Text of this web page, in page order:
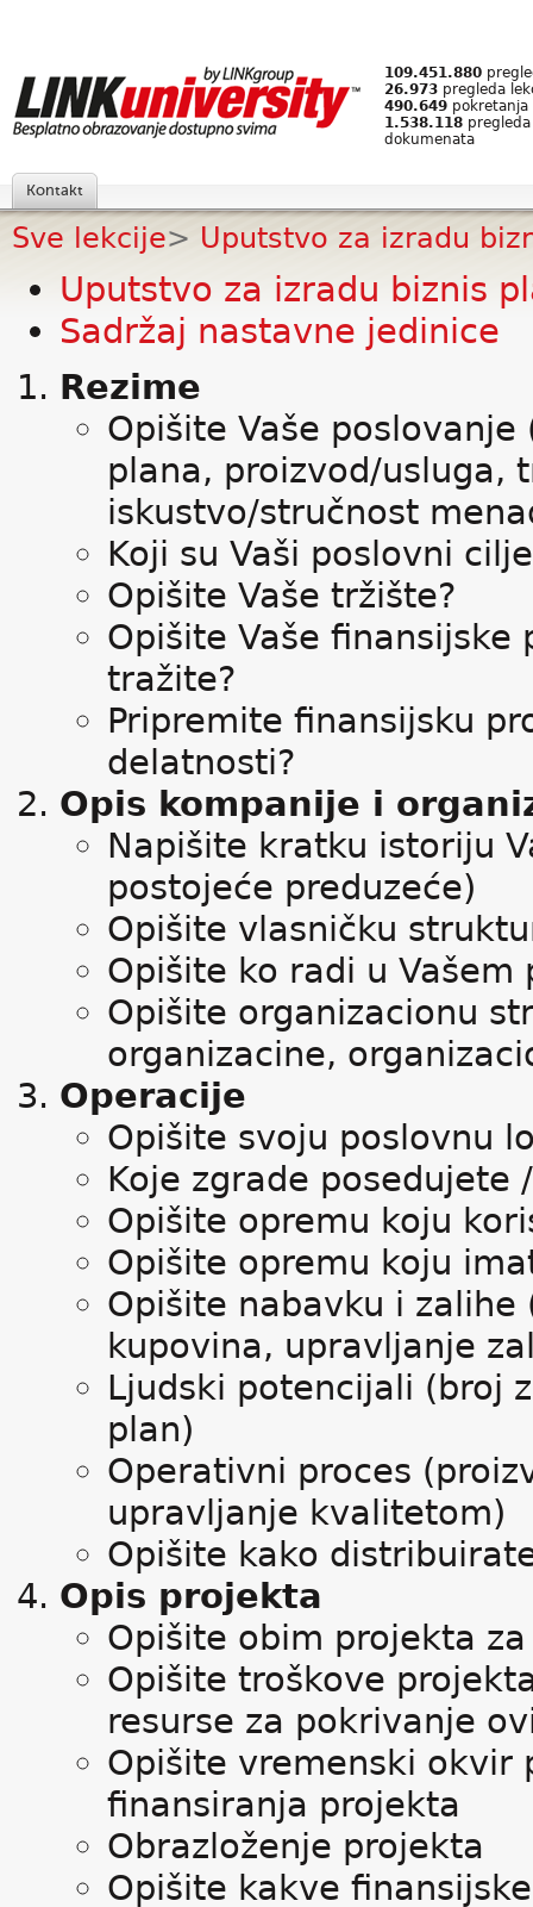
109.451.880
26.973 pregleda
490.649 pokretanja
1.538.118
dokumenata
Kontakt
Sve lekcije> Uputstvo za izradu
Uputstvo za izradu biznis
Sadržaj nastavne jedinice
Rezime
Opišite Vaše
plana, proizvod/usluga,
iskustvo/stručnost
Koji su Vaši poslovni
Opišite Vaše tržište?
Opišite Vaše
tražite?
Pripremite finansijsku
delatnosti?
Opis kompanije i
Napišite kratku istoriju
postojeće preduzeće)
Opišite vlasničku
Opišite ko radi u
Opišite organizacionu
organizacine,
Operacije
Opišite svoju poslovnu
Koje zgrade
Opišite opremu koju
Opišite opremu koju
Opišite nabavku i
kupovina, upravljanje
Ljudski potencijali (broj
plan)
Operativni proces
upravljanje kvalitetom)
Opišite kako
Opis projekta
Opišite obim projekta
Opišite troškove
resurse za pokrivanje
Opišite vremenski okvir
finansiranja projekta
Obrazloženje projekta
Opišite kakve